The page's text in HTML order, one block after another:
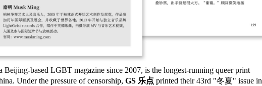
Beijing-based LGBT magazine since 2007, is the longest-running queer print
Under the pressure of censorship,GS 乐点 printed their 43rd "冬夏" issue in